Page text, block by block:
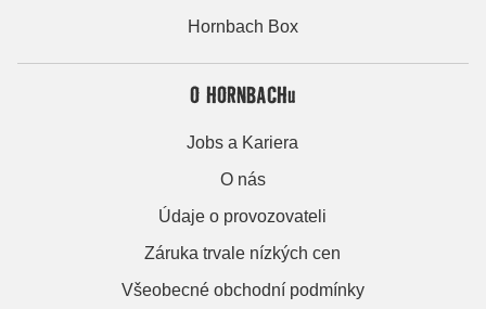
Hornbach Box
O HORNBACHu
Jobs a Kariera
O nás
Údaje o provozovateli
Záruka trvale nízkých cen
Všeobecné obchodní podmínky